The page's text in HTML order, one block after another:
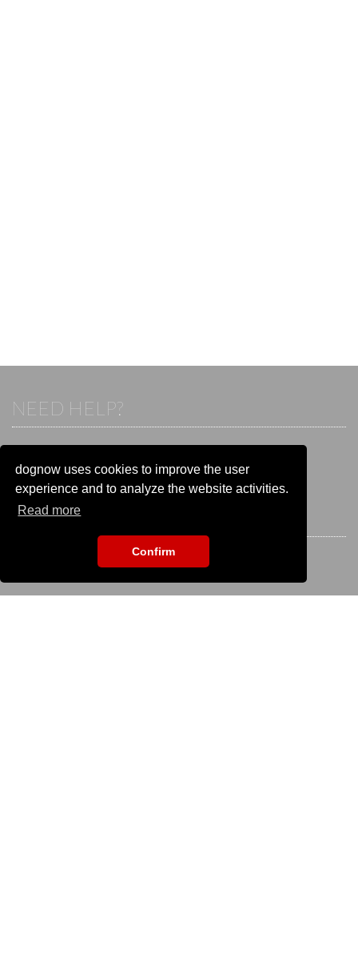
dognow uses cookies to improve the user
experience and to analyze the website activities.
Read more
Confirm
NEED HELP?
Otherwise visit our help and contact center:
Go to the
help and contact center
STAY CONNECTED